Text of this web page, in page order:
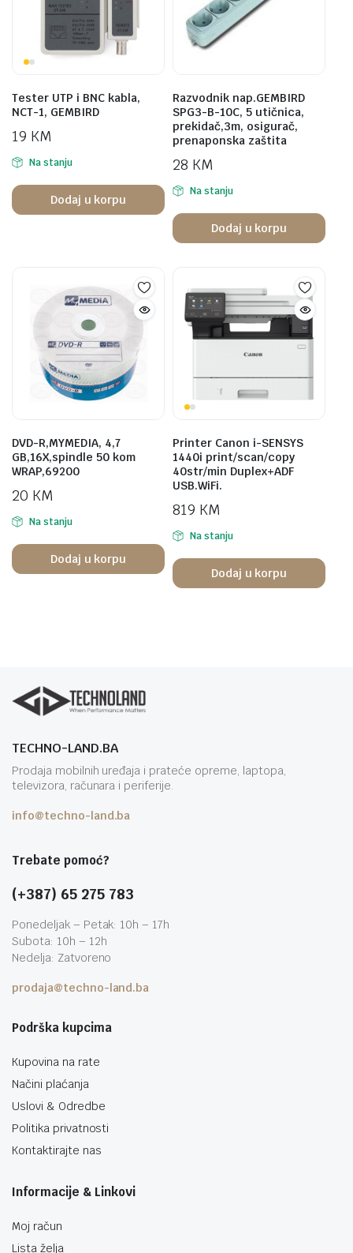
Tester UTP i BNC kabla,
NCT-1, GEMBIRD
19 KM
Na stanju
Dodaj u korpu
Razvodnik nap.GEMBIRD
SPG3-B-10C, 5 utičnica,
prekidač,3m, osigurač,
prenaponska zaštita
28 KM
Na stanju
Dodaj u korpu
DVD-R,MYMEDIA, 4,7
GB,16X,spindle 50 kom
WRAP,69200
20 KM
Na stanju
Dodaj u korpu
Printer Canon i-SENSYS
1440i print/scan/copy
40str/min Duplex+ADF
USB.WiFi.
819 KM
Na stanju
Dodaj u korpu
TECHNO-LAND.BA
Prodaja mobilnih uređaja i prateće opreme, laptopa,
televizora, računara i periferije.
info@techno-land.ba
Trebate pomoć?
(+387) 65 275 783
Ponedeljak – Petak: 10h – 17h
Subota: 10h – 12h
Nedelja: Zatvoreno
prodaja@techno-land.ba
Podrška kupcima
Kupovina na rate
Načini plaćanja
Uslovi & Odredbe
Politika privatnosti
Kontaktirajte nas
Informacije & Linkovi
Moj račun
Lista želja